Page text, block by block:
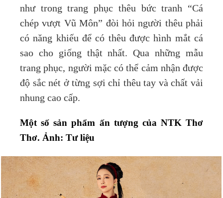
như trong trang phục thêu bức tranh “Cá
chép vượt Vũ Môn” đòi hỏi người thêu phải
có năng khiếu để có thêu được hình mắt cá
sao cho giống thật nhất. Qua những mẫu
trang phục, người mặc có thể cảm nhận được
độ sắc nét ở từng sợi chỉ thêu tay và chất vải
nhung cao cấp.
Một số sản phẩm ấn tượng của NTK Thơ
Thơ. Ảnh: Tư liệu